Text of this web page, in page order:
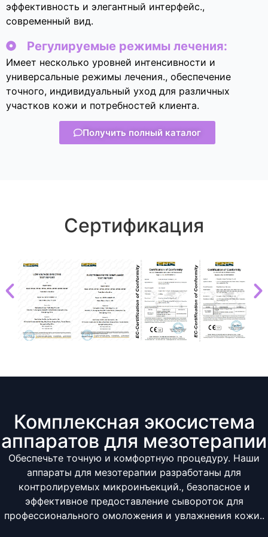
эффективность и элегантный интерфейс.,
современный вид.
Регулируемые режимы лечения:
Имеет несколько уровней интенсивности и
универсальные режимы лечения., обеспечение
точного, индивидуальный уход для различных
участков кожи и потребностей клиента.
Получить полный каталог
Сертификация
Комплексная экосистема
аппаратов для мезотерапии
Обеспечьте точную и комфортную процедуру. Наши
аппараты для мезотерапии разработаны для
контролируемых микроинъекций., безопасное и
эффективное предоставление сывороток для
профессионального омоложения и увлажнения кожи..